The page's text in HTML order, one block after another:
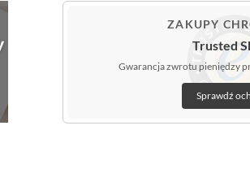
ZAKUPY
Trusted
Gwarancja zwrotu pieniędzy
Sprawdź